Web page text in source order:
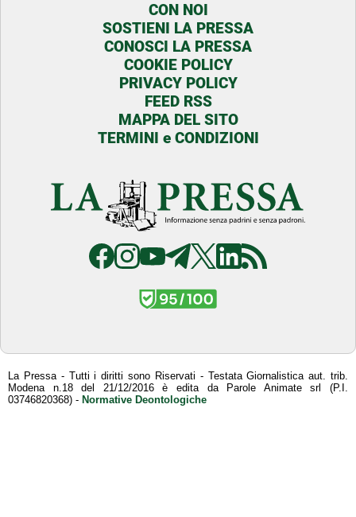
CON NOI
SOSTIENI LA PRESSA
CONOSCI LA PRESSA
COOKIE POLICY
PRIVACY POLICY
FEED RSS
MAPPA DEL SITO
TERMINI e CONDIZIONI
La Pressa - Tutti i diritti sono Riservati - Testata Giornalistica aut. trib.
Modena n.18 del 21/12/2016 è edita da Parole Animate srl (P.I.
03746820368) - Normative Deontologiche